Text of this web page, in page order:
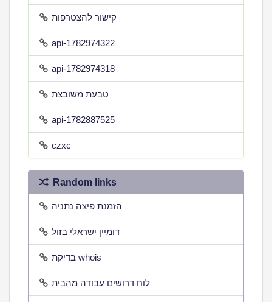
קישור להצטרפות
api-1782974322
api-1782974318
טבעת משובצת
api-1782887525
czxc
Random links
הזמנת פיצה נתניה
דומיין ישראלי בזול
בדיקת whois
לוח דרושים עבודה מהבית